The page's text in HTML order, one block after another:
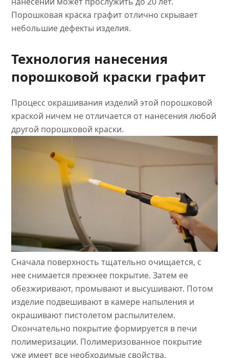
Порошковая краска графит отлично скрывает
небольшие дефекты изделия.
Технология нанесения
порошковой краски графит
Процесс окрашивания изделий этой порошковой
краской ничем не отличается от нанесения любой
другой порошковой краски.
Сначала поверхность тщательно очищается, с
нее снимается прежнее покрытие. Затем ее
обезжиривают, промывают и высушивают. Потом
изделие подвешивают в камере напыления и
окрашивают пистолетом распылителем.
Окончательно покрытие формируется в печи
полимеризации. Полимеризованное покрытие
уже имеет все необходимые свойства.